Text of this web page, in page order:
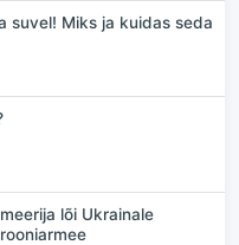
suvel! Miks ja kuidas seda
lõi Ukrainale